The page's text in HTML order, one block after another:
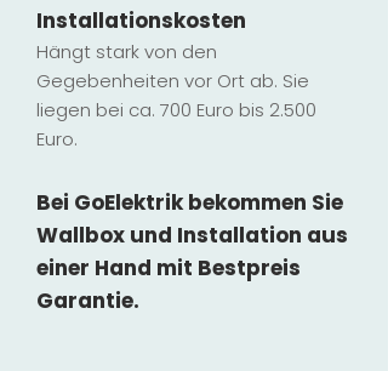
Installationskosten
Hängt stark von den
Gegebenheiten vor Ort ab. Sie
liegen bei ca. 700 Euro bis 2.500
Euro.
Bei GoElektrik bekommen Sie
Wallbox und Installation aus
einer Hand mit Bestpreis
Garantie.